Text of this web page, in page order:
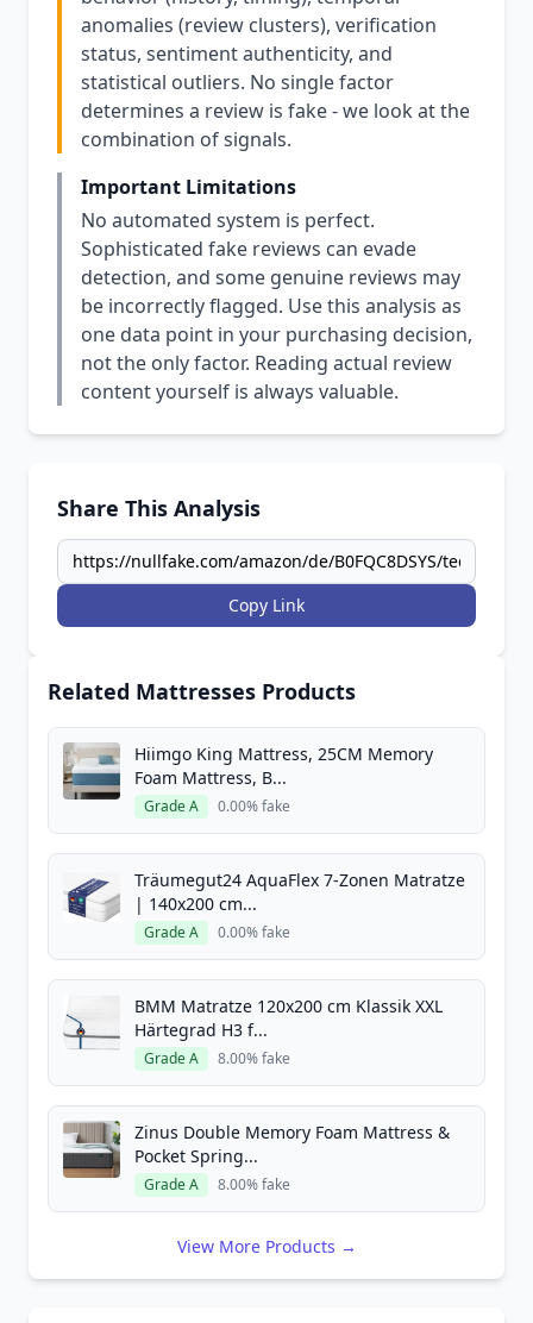
anomalies (review clusters), verification
status, sentiment authenticity, and
statistical outliers. No single factor
determines a review is fake - we look at the
combination of signals.
Important Limitations
No automated system is perfect.
Sophisticated fake reviews can evade
detection, and some genuine reviews may
be incorrectly flagged. Use this analysis as
one data point in your purchasing decision,
not the only factor. Reading actual review
content yourself is always valuable.
Share This Analysis
Copy Link
Related Mattresses Products
Hiimgo King Mattress, 25CM Memory
Foam Mattress, B...
Grade A 0.00% fake
Träumegut24 AquaFlex 7-Zonen Matratze
| 140x200 cm...
Grade A 0.00% fake
BMM Matratze 120x200 cm Klassik XXL
Härtegrad H3 f...
Grade A 8.00% fake
Zinus Double Memory Foam Mattress &
Pocket Spring...
Grade A 8.00% fake
View More Products →